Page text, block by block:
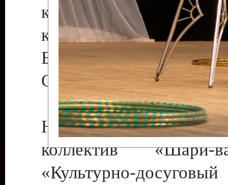
коллектив
культуры с.
Бендеры ,
Светлана Георгиевна
Народный цирковой
коллектив
«Культурно-